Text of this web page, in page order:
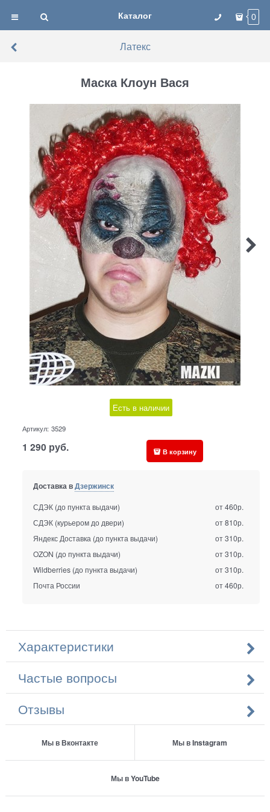
Каталог 0
Латекс
Маска Клоун Вася
Есть в наличии
Артикул: 3529
1 290 руб. В корзину
Доставка вДзержинск
СДЭК (до пункта выдачи)
от 460р.
СДЭК (курьером до двери)
от 810р.
Яндекс Доставка (до пункта выдачи)
от 310р.
OZON (до пункта выдачи)
от 310р.
Wildberries (до пункта выдачи)
от 310р.
Почта России
от 460р.
Характеристики
Частые вопросы
Отзывы
Мы в Вконтакте Мы в Instagram
Мы в YouTube